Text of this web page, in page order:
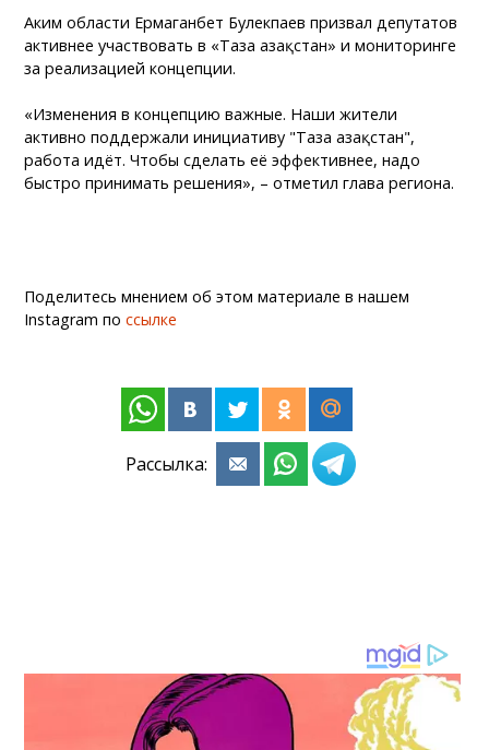
Аким области Ермаганбет Булекпаев призвал депутатов
активнее участвовать в «Таза Қазақстан» и мониторинге
за реализацией концепции.
«Изменения в концепцию важные. Наши жители
активно поддержали инициативу "Таза Қазақстан",
работа идёт. Чтобы сделать её эффективнее, надо
быстро принимать решения», – отметил глава региона.
Поделитесь мнением об этом материале в нашем
Instagram поссылке
Рассылка: